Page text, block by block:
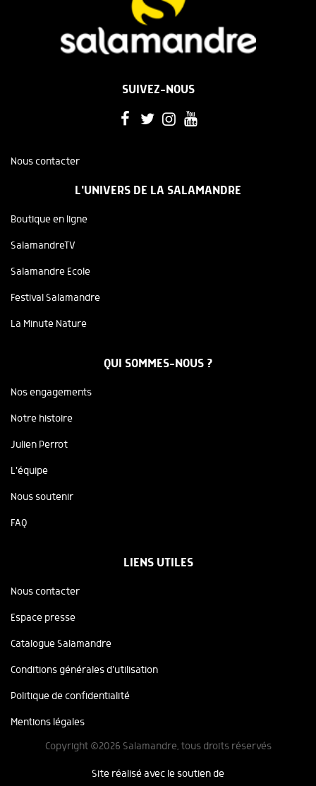
SUIVEZ-NOUS
Nous contacter
L'UNIVERS DE LA SALAMANDRE
Boutique en ligne
SalamandreTV
Salamandre Ecole
Festival Salamandre
La Minute Nature
QUI SOMMES-NOUS ?
Nos engagements
Notre histoire
Julien Perrot
L'équipe
Nous soutenir
FAQ
LIENS UTILES
Nous contacter
Espace presse
Catalogue Salamandre
Conditions générales d'utilisation
Politique de confidentialité
Mentions légales
Copyright ©2026 Salamandre, tous droits réservés
Site réalisé avec le soutien de